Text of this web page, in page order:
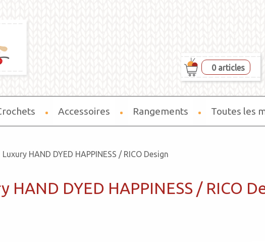
0 articles
Accessoires Rangements Toutes les
Luxury HAND DYED HAPPINESS / RICO Design
HAND DYED HAPPINESS / RICO